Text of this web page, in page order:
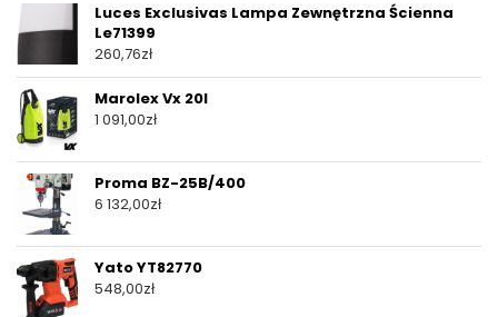
Luces Exclusivas Lampa Zewnętrzna Ścienna
Le71399
260,76zł
Marolex Vx 20l
1 091,00zł
Proma BZ-25B/400
6 132,00zł
Yato YT82770
548,00zł